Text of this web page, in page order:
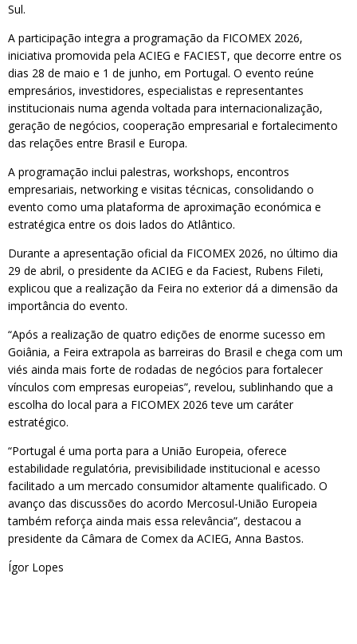
Sul.
A participação integra a programação da FICOMEX 2026,
iniciativa promovida pela ACIEG e FACIEST, que decorre entre os
dias 28 de maio e 1 de junho, em Portugal. O evento reúne
empresários, investidores, especialistas e representantes
institucionais numa agenda voltada para internacionalização,
geração de negócios, cooperação empresarial e fortalecimento
das relações entre Brasil e Europa.
A programação inclui palestras, workshops, encontros
empresariais, networking e visitas técnicas, consolidando o
evento como uma plataforma de aproximação económica e
estratégica entre os dois lados do Atlântico.
Durante a apresentação oficial da FICOMEX 2026, no último dia
29 de abril, o presidente da ACIEG e da Faciest, Rubens Fileti,
explicou que a realização da Feira no exterior dá a dimensão da
importância do evento.
“Após a realização de quatro edições de enorme sucesso em
Goiânia, a Feira extrapola as barreiras do Brasil e chega com um
viés ainda mais forte de rodadas de negócios para fortalecer
vínculos com empresas europeias”, revelou, sublinhando que a
escolha do local para a FICOMEX 2026 teve um caráter
estratégico.
“Portugal é uma porta para a União Europeia, oferece
estabilidade regulatória, previsibilidade institucional e acesso
facilitado a um mercado consumidor altamente qualificado. O
avanço das discussões do acordo Mercosul-União Europeia
também reforça ainda mais essa relevância”, destacou a
presidente da Câmara de Comex da ACIEG, Anna Bastos.
Ígor Lopes